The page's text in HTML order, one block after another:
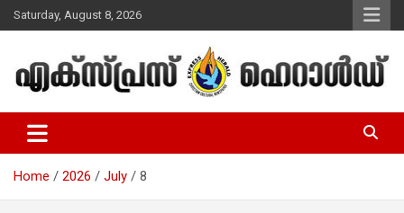
Skip
to
Saturday, August 8, 2026
Express Herald – Malayalam
Christian News
Home 2026 July 8